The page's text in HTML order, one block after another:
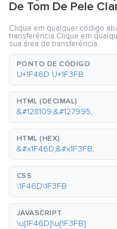
De Tom De Pele
Clique em qualquer código
transferência.Clique em
sua área de transferência.
PONTO DE CÓDIGO
U+1F46D U+1F3FB
HTML (DECIMAL)
&#128109;&#127995;
HTML (HEX)
&#x1F46D;&#x1F3FB;
CSS
\1F46D\1F3FB
JAVASCRIPT
\u{1F46D}\u{1F3FB}